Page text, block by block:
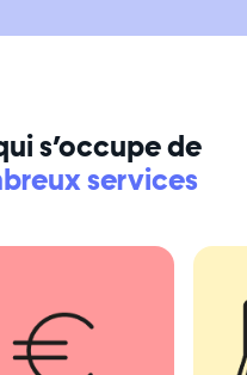
s’occupe de
services